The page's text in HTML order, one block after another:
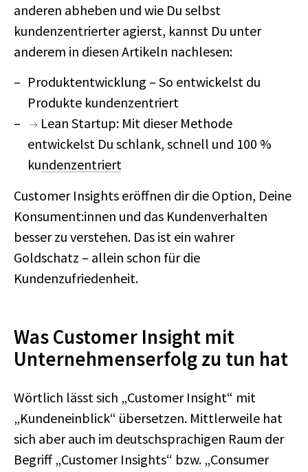
anderen abheben und wie Du selbst
kundenzentrierter agierst, kannst Du unter
anderem in diesen Artikeln nachlesen:
Produktentwicklung – So entwickelst du
Produkte kundenzentriert
Lean Startup: Mit dieser Methode
entwickelst Du schlank, schnell und 100 %
kundenzentriert
Customer Insights eröffnen dir die Option, Deine
Konsument:innen und das Kundenverhalten
besser zu verstehen. Das ist ein wahrer
Goldschatz – allein schon für die
Kundenzufriedenheit.
Was Customer Insight mit
Unternehmenserfolg zu tun hat
Wörtlich lässt sich „Customer Insight“ mit
„Kundeneinblick“ übersetzen. Mittlerweile hat
sich aber auch im deutschsprachigen Raum der
Begriff „Customer Insights“ bzw. „Consumer